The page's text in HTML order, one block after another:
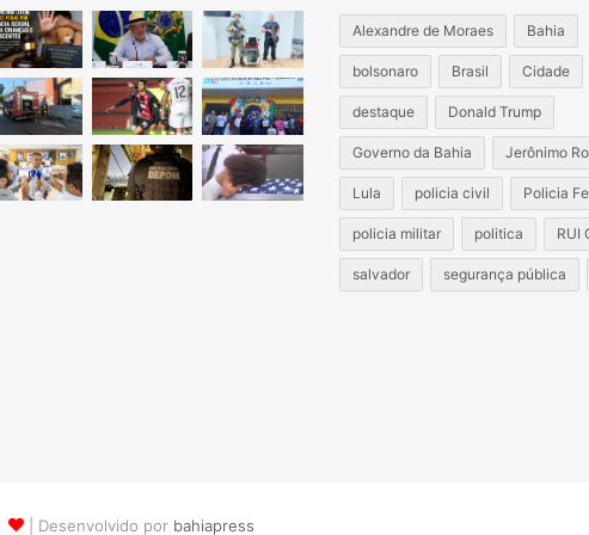
Alexandre de Moraes Bahia
bolsonaro Brasil Cidade
destaque Donald Trump
Governo da Bahia Jerônimo
Lula policia civil Policia
policia militar politica RUI
salvador segurança pública
| Desenvolvido por bahiapress